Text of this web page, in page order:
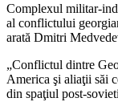
Complexul militar-
al conflictului
arată Dmitri
„Conflictul dintre
America şi aliaţii săi
din spaţiul post-